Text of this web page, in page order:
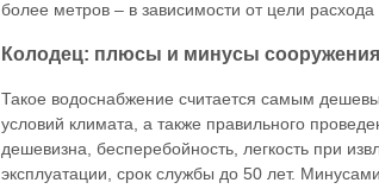
более метров – в зависимости от цели
Колодец: плюсы и минусы сооружения
Такое водоснабжение считается самым
условий климата, а также правильного
дешевизна, бесперебойность, легкость при
эксплуатации, срок службы до 50 лет.